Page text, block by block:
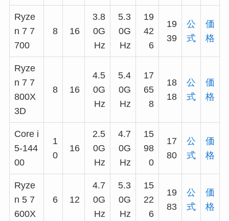
Ryze
n 7 7
700
8 16
3.8
0G
Hz
5.3
0G
Hz
19
42
6
19
39
公
式
価
格
Ryze
n 7 7
800X
3D
8 16
4.5
0G
Hz
5.4
0G
Hz
17
65
8
18
18
公
式
価
格
Core i
5-144
00
1
0
16
2.5
0G
Hz
4.7
0G
Hz
15
98
0
17
80
公
式
価
格
Ryze
n 5 7
600X
6 12
4.7
0G
Hz
5.3
0G
Hz
15
22
6
19
83
公
式
価
格